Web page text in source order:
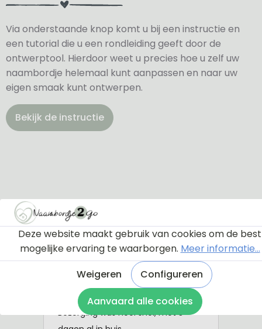
Via onderstaande knop komt u bij een instructie en
een tutorial die u een rondleiding geeft door de
ontwerptool. Hierdoor weet u precies hoe u zelf uw
naambordje helemaal kunt aanpassen en naar uw
eigen smaak kunt ontwerpen.
Bekijk de instructie
Deze website maakt gebruik van cookies om de best
mogelijke ervaring te waarborgen. Meer informatie...
Weigeren
Configureren
Aanvaard alle cookies